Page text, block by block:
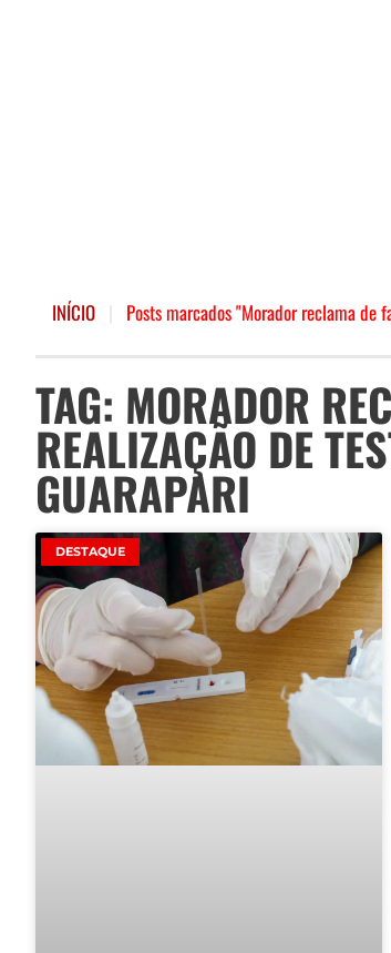
INÍCIO Posts marcados "Morador reclama de
TAG: MORADOR
REALIZAÇÃO DE
GUARAPARI
DESTAQUE